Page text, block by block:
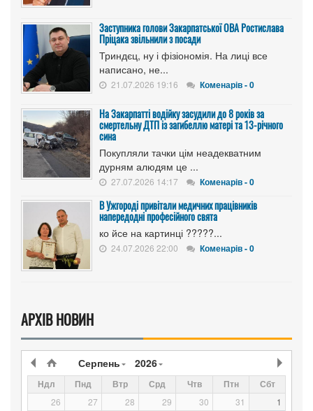
Заступника голови Закарпатської ОВА Ростислава
Пріцака звільнили з посади
Триндєц, ну і фізіономія. На лиці все
написано, не...
21.07.2026 19:16 Коменарів - 0
На Закарпатті водійку засудили до 8 років за
смертельну ДТП із загибеллю матері та 13-річного
сина
Покупляли тачки цім неадекватним
дурням алюдям це ...
27.07.2026 14:17 Коменарів - 0
В Ужгороді привітали медичних працівників
напередодні професійного свята
ко йсе на картинці ?????...
24.07.2026 22:00 Коменарів - 0
АРХІВ НОВИН
Серпень 2026
Ндл Пнд Втр Срд Чтв Птн Сбт
26 27 28 29 30 31
1